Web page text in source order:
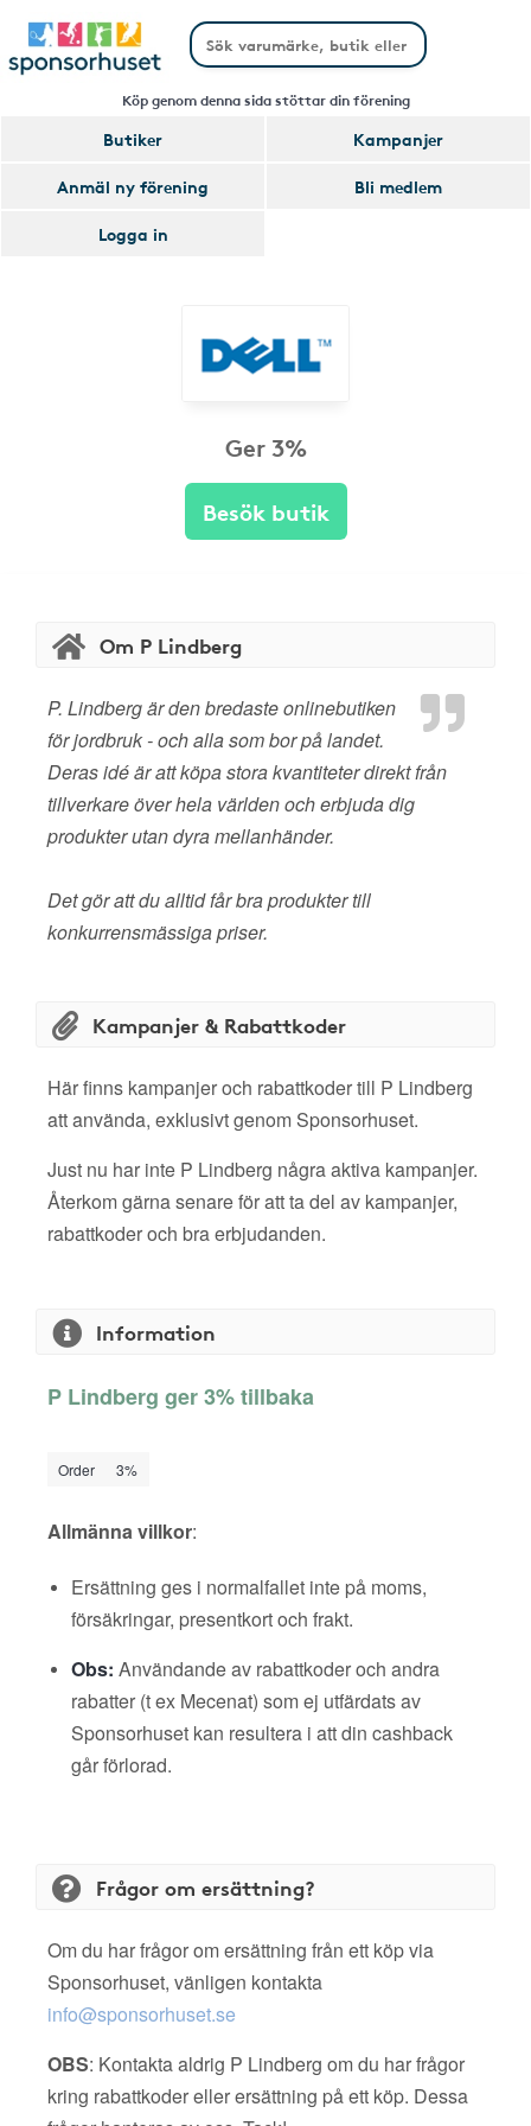
Köp genom denna sida stöttar din förening
Butiker
Kampanjer
Anmäl ny förening
Bli medlem
Logga in
Ger 3%
Besök butik
Om P Lindberg
P. Lindberg är den bredaste onlinebutiken
för jordbruk - och alla som bor på landet.
Deras idé är att köpa stora kvantiteter direkt från
tillverkare över hela världen och erbjuda dig
produkter utan dyra mellanhänder.
Det gör att du alltid får bra produkter till
konkurrensmässiga priser.
Kampanjer & Rabattkoder
Här finns kampanjer och rabattkoder till P Lindberg
att använda, exklusivt genom Sponsorhuset.
Just nu har inte P Lindberg några aktiva kampanjer.
Återkom gärna senare för att ta del av kampanjer,
rabattkoder och bra erbjudanden.
Information
P Lindberg ger 3% tillbaka
Order 3%
Allmänna villkor:
Ersättning ges i normalfallet inte på moms,
försäkringar, presentkort och frakt.
Obs: Användande av rabattkoder och andra
rabatter (t ex Mecenat) som ej utfärdats av
Sponsorhuset kan resultera i att din cashback
går förlorad.
Frågor om ersättning?
Om du har frågor om ersättning från ett köp via
Sponsorhuset, vänligen kontakta
info@sponsorhuset.se
OBS: Kontakta aldrig P Lindberg om du har frågor
kring rabattkoder eller ersättning på ett köp. Dessa